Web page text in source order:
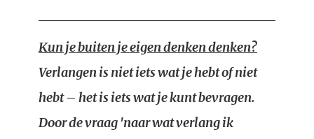
Kun je buiten je eigen denken denken?
Verlangen is niet iets wat je hebt of niet
hebt – het is iets wat je kunt bevragen.
Door de vraag 'naar wat verlang ik